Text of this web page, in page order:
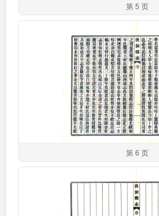
第 5 页
第 6 页